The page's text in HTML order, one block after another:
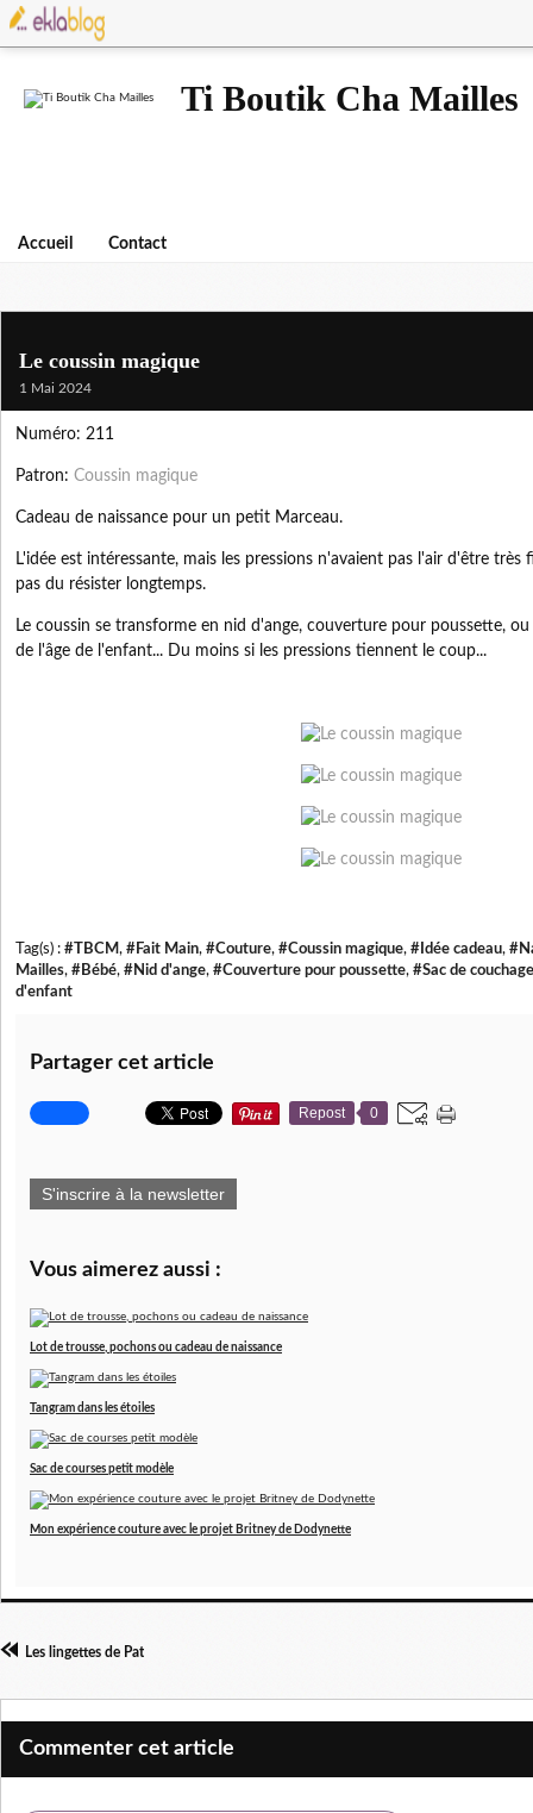
Ti Boutik Cha Mailles
Accueil Contact
Le coussin magique
1 Mai 2024
Numéro: 211
Patron: Coussin magique
Cadeau de naissance pour un petit Marceau.
L'idée est intéressante, mais les pressions n'avaient pas l'air d'être très
pas du résister longtemps.
Le coussin se transforme en nid d'ange, couverture pour poussette,
de l'âge de l'enfant... Du moins si les pressions tiennent le coup...
Tag(s) : #TBCM, #Fait Main, #Couture, #Coussin magique, #Idée cadeau,
Mailles, #Bébé, #Nid d'ange, #Couverture pour poussette, #Sac de couchage
d'enfant
Partager cet article
Repost 0
S'inscrire à la newsletter
Vous aimerez aussi :
Lot de trousse, pochons ou cadeau de naissance
Tangram dans les étoiles
Sac de courses petit modèle
Mon expérience couture avec le projet Britney de Dodynette
Les lingettes de Pat
Commenter cet article